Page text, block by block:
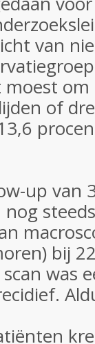
van
moest
of
up van
bij
was